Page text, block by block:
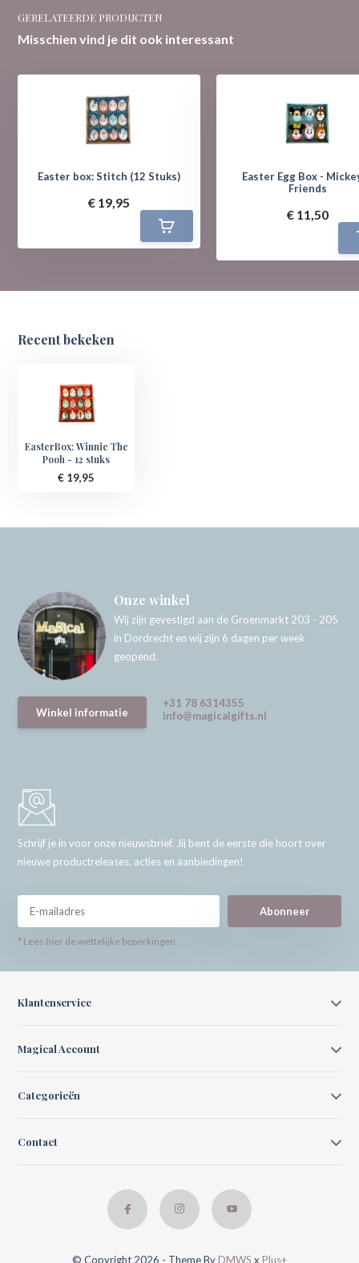
GERELATEERDE PRODUCTEN
Misschien vind je dit ook interessant
Easter box: Stitch (12 Stuks)
€ 19,95
Easter Egg Box -
Friends
€ 11,50
Recent bekeken
EasterBox: Winnie The
Pooh - 12 stuks
€ 19,95
Onze winkel
Wij zijn gevestigd aan de Groenmarkt 203 - 205
in Dordrecht en wij zijn 6 dagen per week
geopend.
Winkel informatie
+31 78 6314355
info@magicalgifts.nl
Schrijf je in voor onze nieuwsbrief. Jij bent de eerste die hoort over
nieuwe productreleases, acties en aanbiedingen!
Abonneer
* Lees hier de wettelijke beperkingen
Klantenservice
Magical Account
Categorieën
Contact
© Copyright 2026 - Theme By DMWS x Plus+